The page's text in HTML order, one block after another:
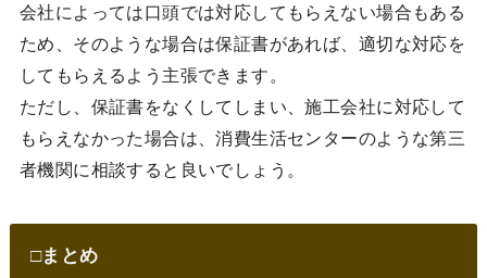
会社によっては口頭では対応してもらえない場合もある
ため、そのような場合は保証書があれば、適切な対応を
してもらえるよう主張できます。
ただし、保証書をなくしてしまい、施工会社に対応して
もらえなかった場合は、消費生活センターのような第三
者機関に相談すると良いでしょう。
□まとめ